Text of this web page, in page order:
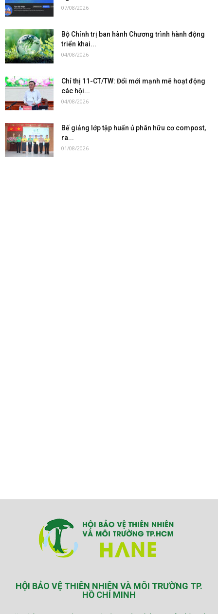
07/08/2026
Bộ Chính trị ban hành Chương trình hành động
triển khai...
04/08/2026
Chỉ thị 11-CT/TW: Đổi mới mạnh mẽ hoạt động
các hội...
04/08/2026
Bế giảng lớp tập huấn ủ phân hữu cơ compost,
ra...
01/08/2026
HỘI BẢO VỆ THIÊN NHIÊN VÀ MÔI TRƯỜNG TP.
HỒ CHÍ MINH